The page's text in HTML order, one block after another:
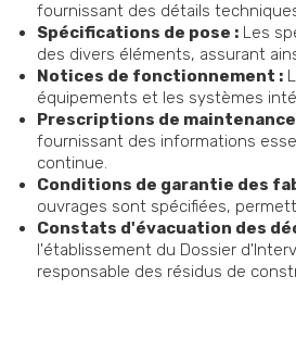
fournissant des détails
Spécifications de pose : Les
des divers éléments, assurant
Notices de fonctionnement :
équipements et les systèmes
Prescriptions de maintenance
fournissant des informations
continue.
Conditions de garantie des
ouvrages sont spécifiées,
Constats d'évacuation des
l'établissement du Dossier
responsable des résidus de